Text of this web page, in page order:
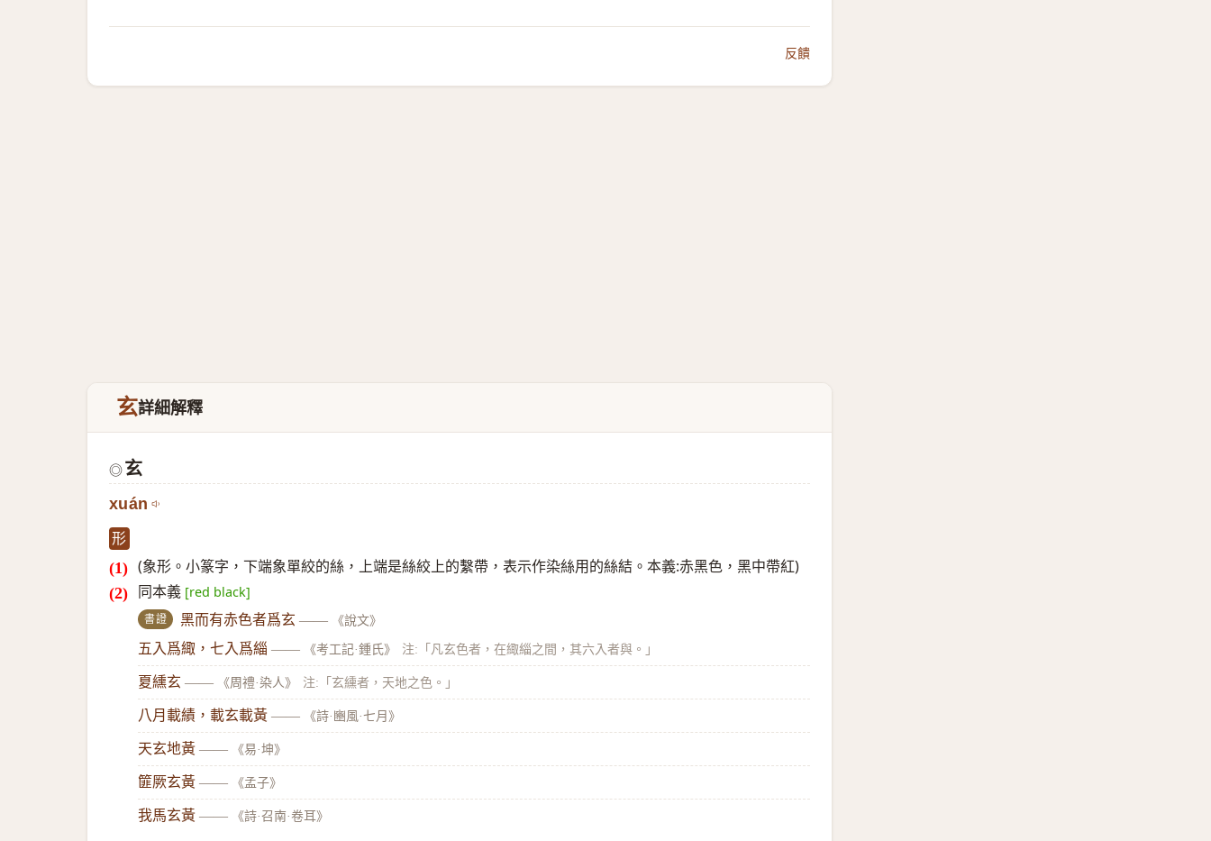
反饋
玄詳細解釋
◎玄
xuán
形
(象形。小篆字，下端象單絞的絲，上端是絲絞上的繫帶，表示作染絲用的絲結。本義:赤黑色，黑中帶紅)
同本義 [red black]
書證 黑而有赤色者爲玄 —— 《說文》
五入爲緅，七入爲緇 —— 《考工記·鍾氏》 注:「凡玄色者，在緅緇之間，其六入者與。」
夏纁玄 —— 《周禮·染人》 注:「玄纁者，天地之色。」
八月載績，載玄載黃 —— 《詩·豳風·七月》
天玄地黃 —— 《易·坤》
篚厥玄黃 —— 《孟子》
我馬玄黃 —— 《詩·召南·卷耳》